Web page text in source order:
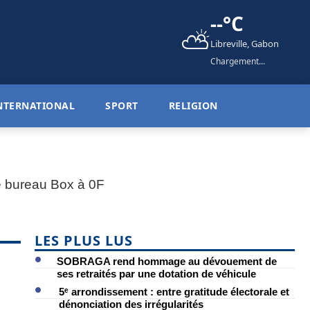
⛅--°C
Libreville, Gabon
Chargement...
SPORT RELIGION
LES PLUS LUS
SOBRAGA rend hommage au dévouement de
ses retraités par une dotation de véhicule
5ᵉ arrondissement : entre gratitude électorale et
dénonciation des irrégularités